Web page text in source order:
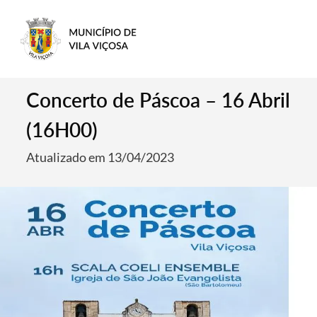
Concerto de Páscoa – 16 Abril
(16H00)
Atualizado em 13/04/2023